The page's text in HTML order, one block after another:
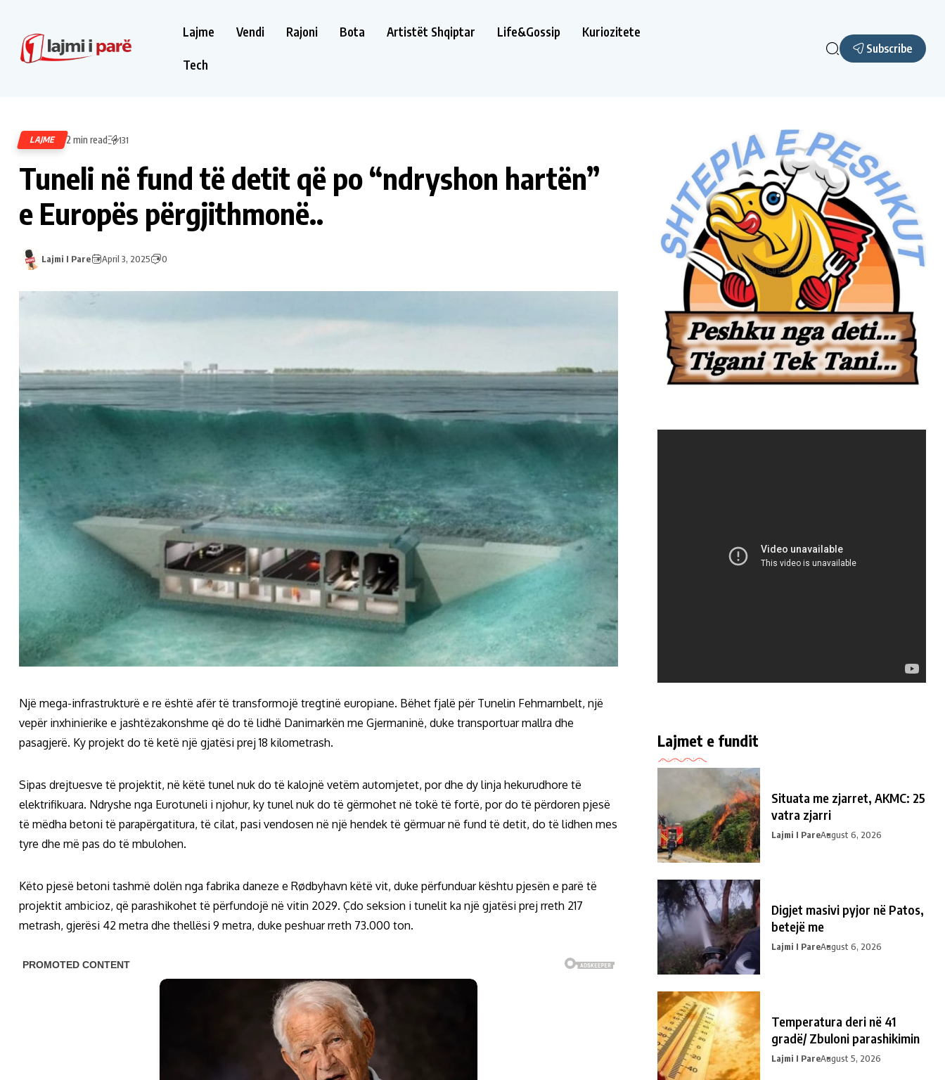
Lajme Vendi Rajoni Bota Artistët Shqiptar Life&Gossip Kuriozitete
Tech
Subscribe
LAJME 2 min read 131
Tuneli në fund të detit që po “ndryshon hartën”
e Europës përgjithmonë..
Lajmi I Pare April 3, 2025 0
Një mega-infrastrukturë e re është afër të transformojë tregtinë europiane. Bëhet fjalë për Tunelin Fehmarnbelt, një
vepër inxhinierike e jashtëzakonshme që do të lidhë Danimarkën me Gjermaninë, duke transportuar mallra dhe
pasagjerë. Ky projekt do të ketë një gjatësi prej 18 kilometrash.
Sipas drejtuesve të projektit, në këtë tunel nuk do të kalojnë vetëm automjetet, por dhe dy linja hekurudhore të
elektrifikuara. Ndryshe nga Eurotuneli i njohur, ky tunel nuk do të gërmohet në tokë të fortë, por do të përdoren pjesë
të mëdha betoni të parapërgatitura, të cilat, pasi vendosen në një hendek të gërmuar në fund të detit, do të lidhen mes
tyre dhe më pas do të mbulohen.
Këto pjesë betoni tashmë dolën nga fabrika daneze e Rødbyhavn këtë vit, duke përfunduar kështu pjesën e parë të
projektit ambicioz, që parashikohet të përfundojë në vitin 2029. Çdo seksion i tunelit ka një gjatësi prej rreth 217
metrash, gjerësi 42 metra dhe thellësi 9 metra, duke peshuar rreth 73.000 ton.
Lajmet e fundit
Situata me zjarret, AKMC: 25
vatra zjarri
Lajmi I PareAugust 6, 2026
Digjet masivi pyjor në Patos,
betejë me
Lajmi I PareAugust 6, 2026
Temperatura deri në 41
gradë/ Zbuloni parashikimin
Lajmi I PareAugust 5, 2026